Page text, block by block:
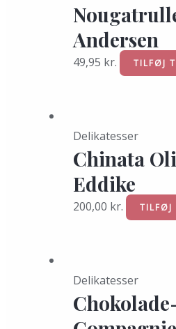
Andersen
49,95 kr. TILFØJ
Delikatesser
Chinata
Eddike
200,00 kr. TILFØJ
Delikatesser